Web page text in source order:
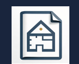
Aller